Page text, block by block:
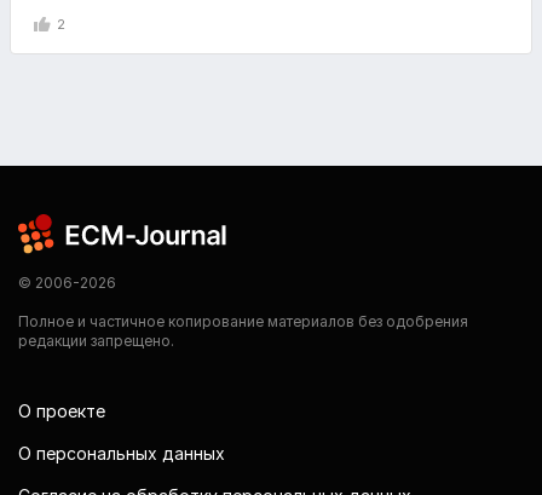
2
© 2006-2026
Полное и частичное копирование материалов без одобрения
редакции запрещено.
О проекте
О персональных данных